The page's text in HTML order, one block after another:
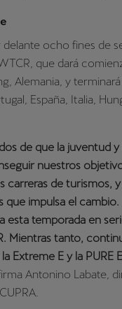
ocho fines de
que dará
Alemania, y
España, Italia,
de que la juventud
nuestros
de turismos,
impulsa el cambio.
esta temporada en
Mientras tanto,
E y la PURE
Antonino Labate,